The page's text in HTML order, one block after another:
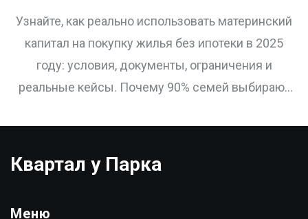
2025 году
Узнайте, как реально использовать материнский
капитал на покупку жилья без ипотеки в 2025
году: условия, документы, ограничения и
реальные кейсы. Почему 90% семей выбирают
Квартал у Парка
Меню